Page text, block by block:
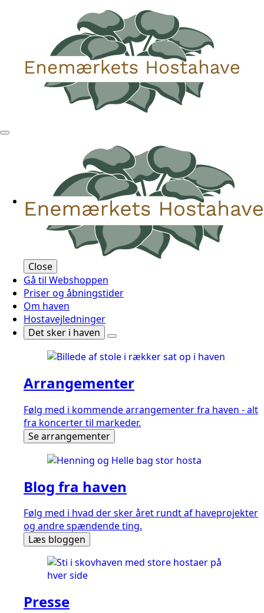
Close
Gå til Webshoppen
Priser og åbningstider
Om haven
Hostavejledninger
Det sker i haven
Arrangementer
Følg med i kommende arrangementer fra haven - alt
fra koncerter til markeder.
Se arrangementer
Blog fra haven
Følg med i hvad der sker året rundt af haveprojekter
og andre spændende ting.
Læs bloggen
Presse